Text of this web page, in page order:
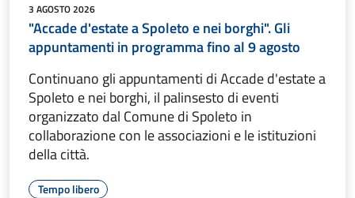
3 AGOSTO 2026
"Accade d'estate a Spoleto e nei borghi". Gli
appuntamenti in programma fino al 9 agosto
Continuano gli appuntamenti di Accade d'estate a
Spoleto e nei borghi, il palinsesto di eventi
organizzato dal Comune di Spoleto in
collaborazione con le associazioni e le istituzioni
della città.
Tempo libero